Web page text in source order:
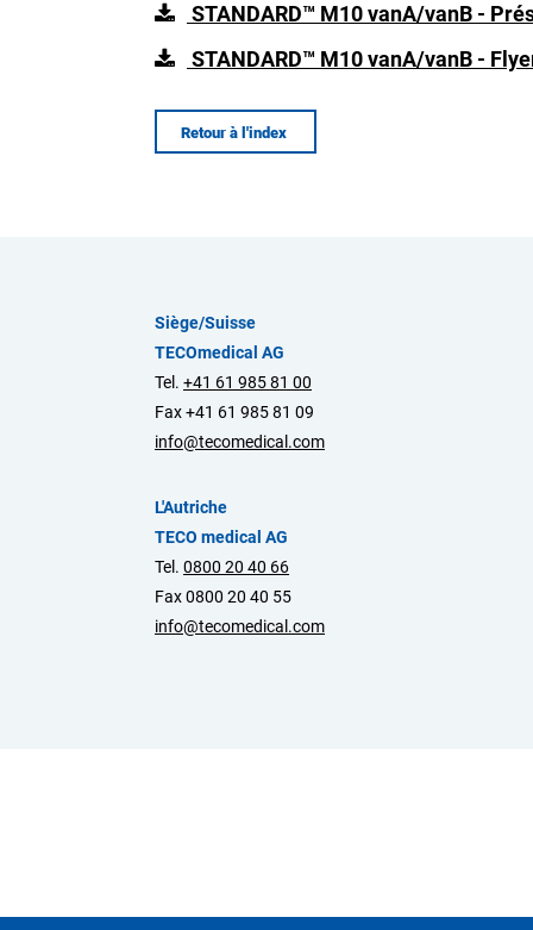
STANDARD™ M10 vanA/vanB -
STANDARD™ M10 vanA/vanB -
Retour à l'index
Siège/Suisse
TECOmedical AG
Tel. +41 61 985 81 00
Fax +41 61 985 81 09
info@tecomedical.com
L'Autriche
TECO medical AG
Tel. 0800 20 40 66
Fax 0800 20 40 55
info@tecomedical.com